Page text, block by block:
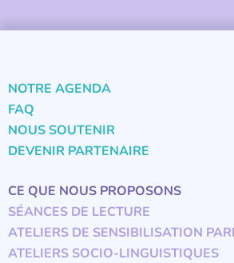
NOTRE AGENDA
FAQ
NOUS SOUTENIR
DEVENIR PARTENAIRE
CE QUE NOUS PROPOSONS
SÉANCES DE LECTURE
ATELIERS DE SENSIBILISATION
ATELIERS SOCIO-LINGUISTIQUES